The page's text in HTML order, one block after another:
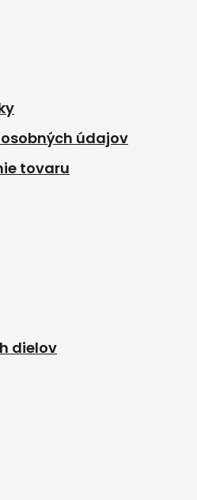
údajov
tovaru
dielov